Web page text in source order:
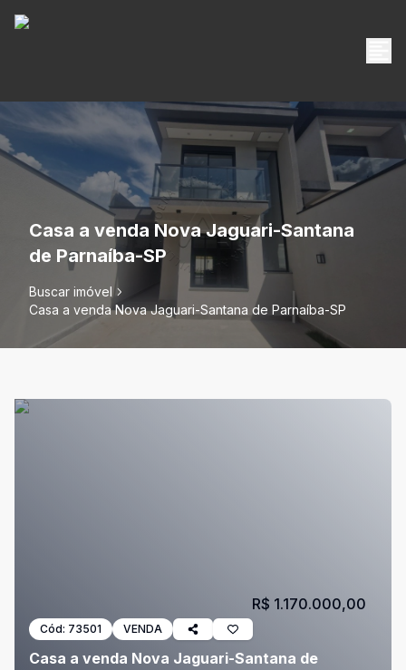
Casa a venda Nova Jaguari-Santana
de Parnaíba-SP
Buscar imóvel
Casa a venda Nova Jaguari-Santana de Parnaíba-SP
Cód: 73501 VENDA
Casa a venda Nova Jaguari-Santana de
R$ 1.170.000,00